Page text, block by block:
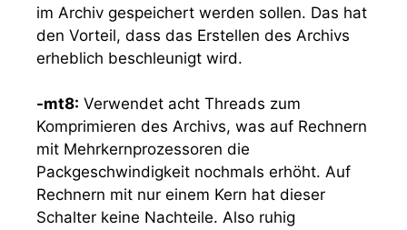
im Archiv gespeichert werden sollen. Das hat
den Vorteil, dass das Erstellen des Archivs
erheblich beschleunigt wird.
-mt8: Verwendet acht Threads zum
Komprimieren des Archivs, was auf Rechnern
mit Mehrkernprozessoren die
Packgeschwindigkeit nochmals erhöht. Auf
Rechnern mit nur einem Kern hat dieser
Schalter keine Nachteile. Also ruhig